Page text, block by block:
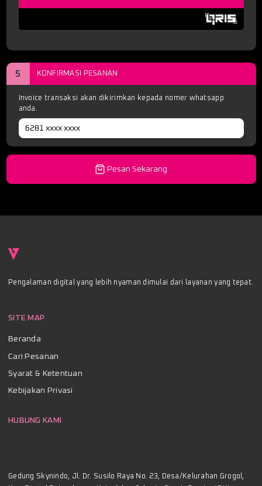
5 KONFIRMASI PESANAN
Invoice transaksi akan dikirimkan kepada nomer whatsapp
anda.
Pesan Sekarang
Pengalaman digital yang lebih nyaman dimulai dari layanan yang tepat.
SITE MAP
Beranda
Cari Pesanan
Syarat & Ketentuan
Kebijakan Privasi
HUBUNG KAMI
Gedung Skynindo, Jl. Dr. Susilo Raya No. 23, Desa/Kelurahan Grogol,